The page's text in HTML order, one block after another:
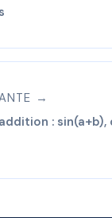
→
: sin(a+b),